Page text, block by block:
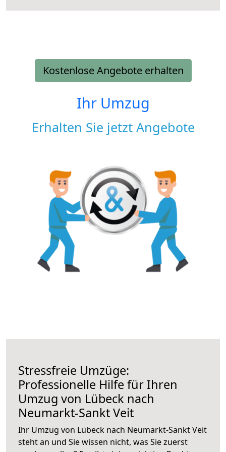
Kostenlose Angebote erhalten
Ihr Umzug
Erhalten Sie jetzt Angebote
Stressfreie Umzüge:
Professionelle Hilfe für Ihren
Umzug von Lübeck nach
Neumarkt-Sankt Veit
Ihr Umzug von Lübeck nach Neumarkt-Sankt Veit
steht an und Sie wissen nicht, was Sie zuerst